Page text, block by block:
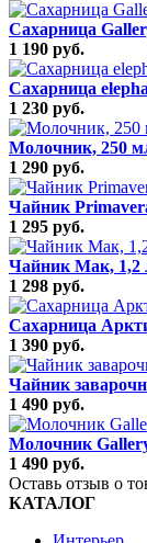
Сахарница
1 190 руб.
Сахарница
1 230 руб.
Молочник, 250
1 290 руб.
Чайник
1 295 руб.
Чайник Мак, 1,2
1 298 руб.
Сахарница
1 390 руб.
Чайник
1 490 руб.
Молочник
1 490 руб.
Оставь отзыв о
КАТАЛОГ